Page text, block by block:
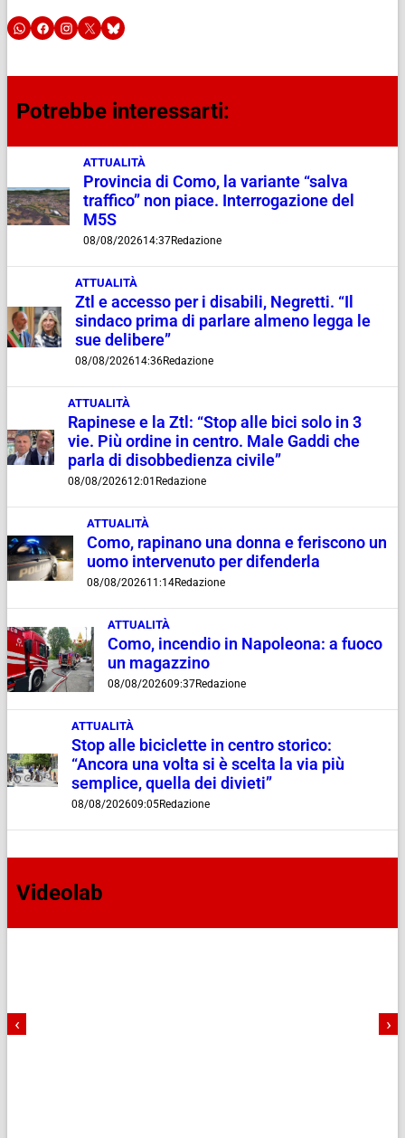
Potrebbe interessarti:
ATTUALITÀ
Provincia di Como, la variante “salva
traffico” non piace. Interrogazione del
M5S
08/08/202614:37Redazione
ATTUALITÀ
Ztl e accesso per i disabili, Negretti. “Il
sindaco prima di parlare almeno legga le
sue delibere”
08/08/202614:36Redazione
ATTUALITÀ
Rapinese e la Ztl: “Stop alle bici solo in 3
vie. Più ordine in centro. Male Gaddi che
parla di disobbedienza civile”
08/08/202612:01 Redazione
ATTUALITÀ
Como, rapinano una donna e feriscono un
uomo intervenuto per difenderla
08/08/202611:14Redazione
ATTUALITÀ
Como, incendio in Napoleona: a fuoco
un magazzino
08/08/202609:37Redazione
ATTUALITÀ
Stop alle biciclette in centro storico:
“Ancora una volta si è scelta la via più
semplice, quella dei divieti”
08/08/202609:05Redazione
Videolab
‹ ›